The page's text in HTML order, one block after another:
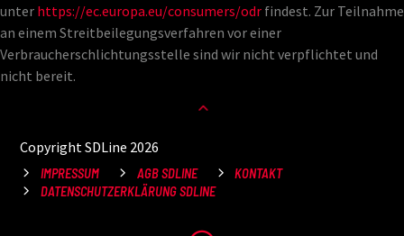
unter https://ec.europa.eu/consumers/odr findest. Zur Teilnahme
an einem Streitbeilegungsverfahren vor einer
Verbraucherschlichtungsstelle sind wir nicht verpflichtet und
nicht bereit.
Copyright SDLine 2026
IMPRESSUM AGB SDLINE
KONTAKT
DATENSCHUTZERKLÄRUNG SDLINE